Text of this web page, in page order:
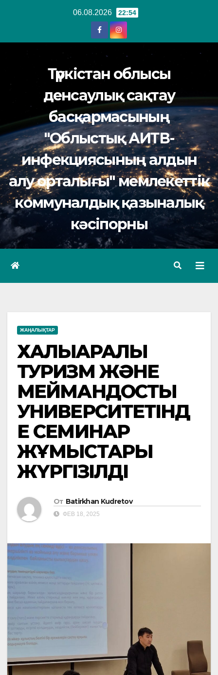
06.08.2026 22:54
Түркістан облысы
денсаулық сақтау
басқармасының
"Облыстық АИТВ-
инфекциясының алдын
алу орталығы" мемлекеттік
коммуналдық қазыналық
кәсіпорны
ЖАҢАЛЫҚТАР
ХАЛЫҚАРАЛЫҚ
ТУРИЗМ ЖӘНЕ
МЕЙМАНДОСТЫҚ
УНИВЕРСИТЕТІНД
Е СЕМИНАР
ЖҰМЫСТАРЫ
ЖҮРГІЗІЛДІ
От Batirkhan Kudretov
ФЕВ 18, 2025